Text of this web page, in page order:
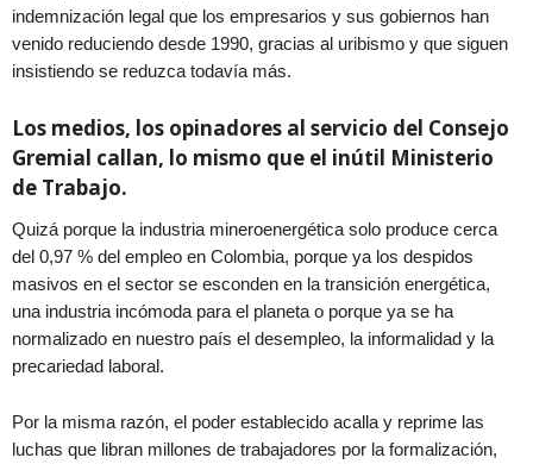
indemnización legal que los empresarios y sus gobiernos han
venido reduciendo desde 1990, gracias al uribismo y que siguen
insistiendo se reduzca todavía más.
Los medios, los opinadores al servicio del Consejo
Gremial callan, lo mismo que el inútil Ministerio
de Trabajo.
Quizá porque la industria mineroenergética solo produce cerca
del 0,97 % del empleo en Colombia, porque ya los despidos
masivos en el sector se esconden en la transición energética,
una industria incómoda para el planeta o porque ya se ha
normalizado en nuestro país el desempleo, la informalidad y la
precariedad laboral.
Por la misma razón, el poder establecido acalla y reprime las
luchas que libran millones de trabajadores por la formalización,